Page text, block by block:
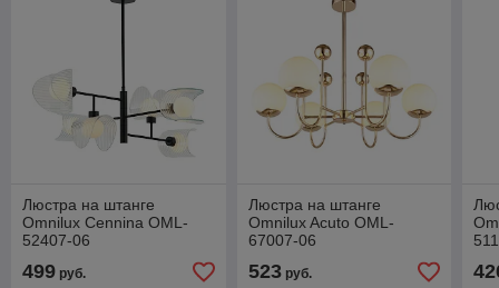
Люстра на штанге
Omnilux Cennina OML-
52407-06
499 руб.
Люстра на штанге
Omnilux Acuto OML-
67007-06
523руб.